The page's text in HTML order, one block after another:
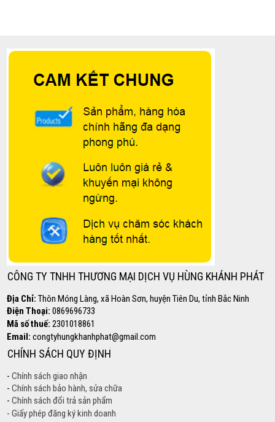
CÔNG TY TNHH THƯƠNG MẠI DỊCH VỤ HÙNG KHÁNH PHÁT
Địa Chỉ: Thôn Móng Làng, xã Hoàn Sơn, huyện Tiên Du, tỉnh Bắc Ninh
Điện Thoại: 0869696733
Mã số thuế: 2301018861
Email: congtyhungkhanhphat@gmail.com
CHÍNH SÁCH QUY ĐỊNH
- Chính sách giao nhận
- Chính sách bảo hành, sửa chữa
- Chính sách đổi trả sản phẩm
- Giấy phép đăng ký kinh doanh